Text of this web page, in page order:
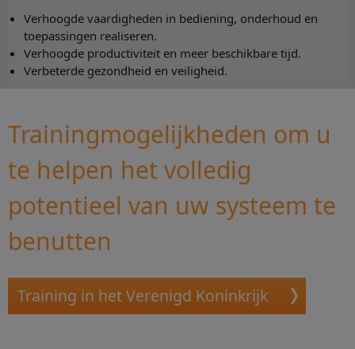
Verhoogde vaardigheden in bediening, onderhoud en
toepassingen realiseren.
Verhoogde productiviteit en meer beschikbare tijd.
Verbeterde gezondheid en veiligheid.
Trainingmogelijkheden om u
te helpen het volledig
potentieel van uw systeem te
benutten
Training in het Verenigd Koninkrijk